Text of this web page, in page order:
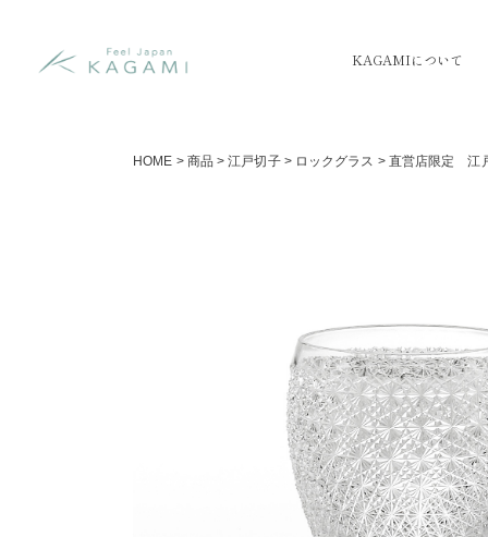
KAGAMIについて
HOME > 商品 >江戸切子> ロックグラス > 直営店限定 江